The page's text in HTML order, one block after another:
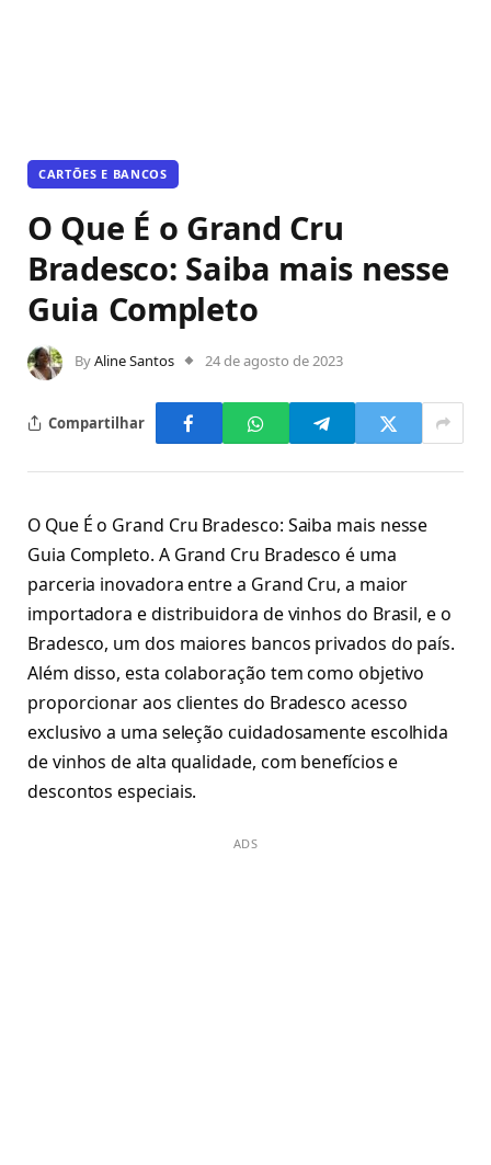
CARTÕES E BANCOS
O Que É o Grand Cru
Bradesco: Saiba mais nesse
Guia Completo
ByAline Santos 24 de agosto de 2023
Compartilhar
O Que É o Grand Cru Bradesco: Saiba mais nesse
Guia Completo. A Grand Cru Bradesco é uma
parceria inovadora entre a Grand Cru, a maior
importadora e distribuidora de vinhos do Brasil, e o
Bradesco, um dos maiores bancos privados do país.
Além disso, esta colaboração tem como objetivo
proporcionar aos clientes do Bradesco acesso
exclusivo a uma seleção cuidadosamente escolhida
de vinhos de alta qualidade, com benefícios e
descontos especiais.
ADS